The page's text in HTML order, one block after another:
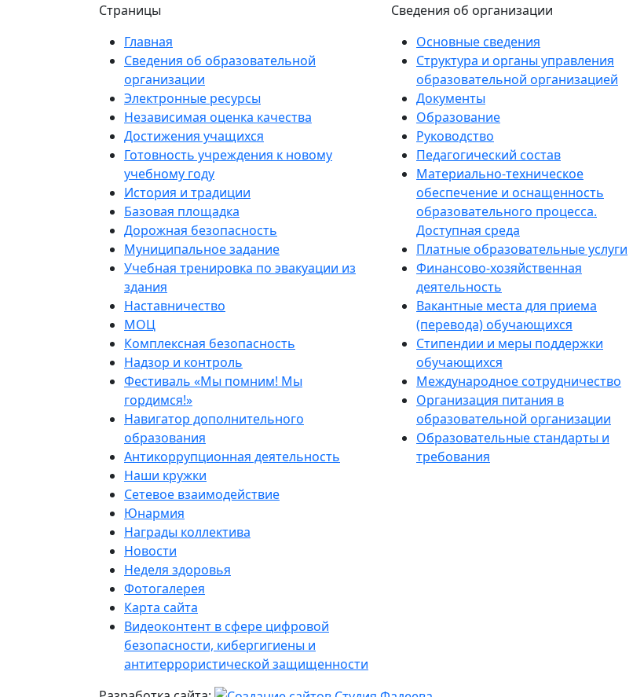
Страницы
Главная
Сведения об образовательной
организации
Электронные ресурсы
Независимая оценка качества
Достижения учащихся
Готовность учреждения к новому
учебному году
История и традиции
Базовая площадка
Дорожная безопасность
Муниципальное задание
Учебная тренировка по эвакуации из
здания
Наставничество
МОЦ
Комплексная безопасность
Надзор и контроль
Фестиваль «Мы помним! Мы
гордимся!»
Навигатор дополнительного
образования
Антикоррупционная деятельность
Наши кружки
Сетевое взаимодействие
Юнармия
Награды коллектива
Новости
Неделя здоровья
Фотогалерея
Карта сайта
Видеоконтент в сфере цифровой
безопасности, кибергигиены и
антитеррористической защищенности
Сведения об организации
Основные сведения
Структура и органы управления
образовательной организацией
Документы
Образование
Руководство
Педагогический состав
Материально-техническое
обеспечение и оснащенность
образовательного процесса.
Доступная среда
Платные образовательные услуги
Финансово-хозяйственная
деятельность
Вакантные места для приема
(перевода) обучающихся
Стипендии и меры поддержки
обучающихся
Международное сотрудничество
Организация питания в
образовательной организации
Образовательные стандарты и
требования